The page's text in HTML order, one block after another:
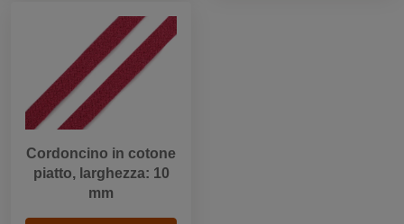
Cordoncino in cotone
piatto, larghezza: 10
mm